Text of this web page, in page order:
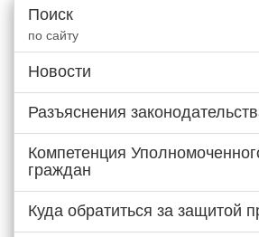
Поиск
по сайту
Новости
Разъяснения
Компетенция
граждан
Куда обратиться за защитой